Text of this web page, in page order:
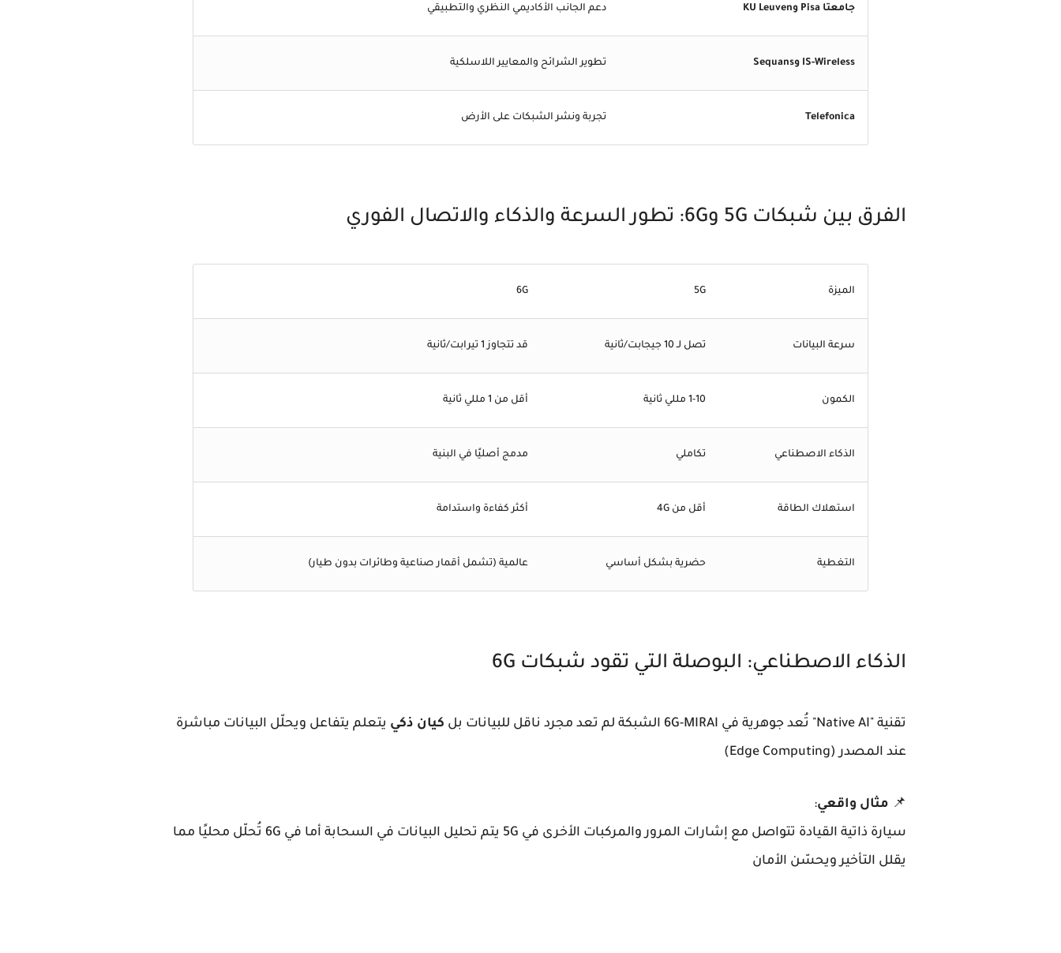
جامعتا Pisa وKU Leuven دعم الجانب الأكاديمي النظري والتطبيقي
IS-Wireless وSequans تطوير الشرائح والمعايير اللاسلكية
Telefonica تجربة ونشر الشبكات على الأرض
الفرق بين شبكات 5G و6G: تطور السرعة والذكاء والاتصال الفوري
الميزة 5G
6G
سرعة البيانات تصل لـ 10 جيجابت/ثانية قد تتجاوز 1 تيرابت/ثانية
الكمون 1-10 مللي ثانية أقل من 1 مللي ثانية
الذكاء الاصطناعي تكاملي مدمج أصليًا في البنية
استهلاك الطاقة أقل من 4G أكثر كفاءة واستدامة
التغطية حضرية بشكل أساسي عالمية (تشمل أقمار صناعية وطائرات بدون طيار)
الذكاء الاصطناعي: البوصلة التي تقود شبكات 6G
تقنية "Native AI" تُعد جوهرية في 6G-MIRAI الشبكة لم تعد مجرد ناقل للبيانات بل كيان ذكي يتعلم يتفاعل ويحلّل البيانات مباشرة
عند المصدر (Edge Computing)
📌 مثال واقعي:
سيارة ذاتية القيادة تتواصل مع إشارات المرور والمركبات الأخرى في 5G يتم تحليل البيانات في السحابة أما في 6G تُحلّل محليًا مما
يقلل التأخير ويحسّن الأمان